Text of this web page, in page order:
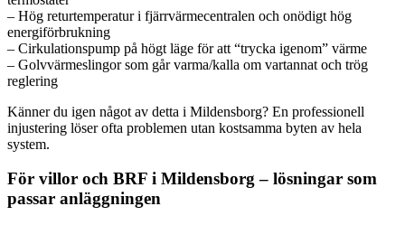
– Hög returtemperatur i fjärrvärmecentralen och onödigt hög
energiförbrukning
– Cirkulationspump på högt läge för att “trycka igenom” värme
– Golvvärmeslingor som går varma/kalla om vartannat och trög
reglering
Känner du igen något av detta i Mildensborg? En professionell
injustering löser ofta problemen utan kostsamma byten av hela
system.
För villor och BRF i Mildensborg – lösningar som
passar anläggningen